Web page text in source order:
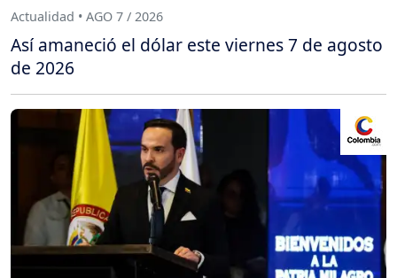
Actualidad • AGO 7 / 2026
Así amaneció el dólar este viernes 7 de agosto
de 2026